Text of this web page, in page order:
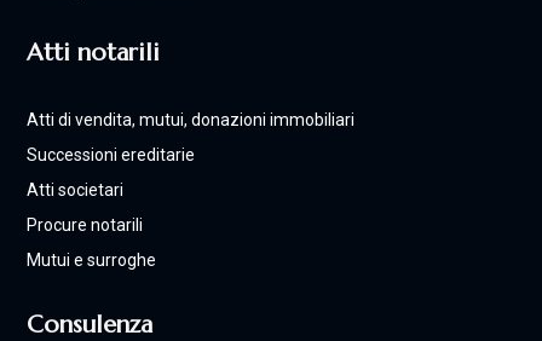
Atti notarili
Atti di vendita, mutui, donazioni immobiliari
Successioni ereditarie
Atti societari
Procure notarili
Mutui e surroghe
Consulenza